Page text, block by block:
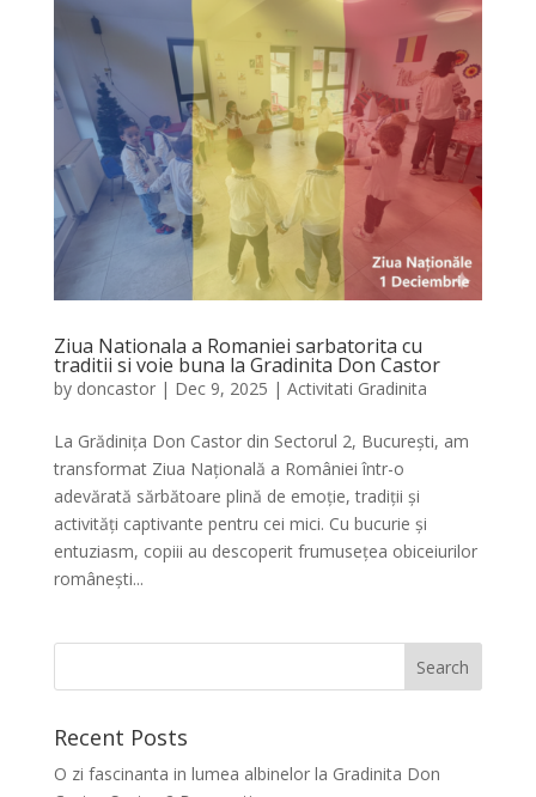
Ziua Nationala a Romaniei sarbatorita cu
traditii si voie buna la Gradinita Don Castor
by doncastor| Dec 9, 2025 | Activitati Gradinita
La Grădinița Don Castor din Sectorul 2, București, am
transformat Ziua Națională a României într-o
adevărată sărbătoare plină de emoție, tradiții și
activități captivante pentru cei mici. Cu bucurie și
entuziasm, copiii au descoperit frumusețea obiceiurilor
românești...
Recent Posts
O zi fascinanta in lumea albinelor la Gradinita Don